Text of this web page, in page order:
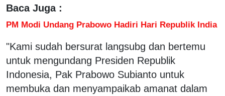
Baca Juga :
PM Modi Undang Prabowo Hadiri Hari Republik India
"Kami sudah bersurat langsubg dan bertemu
untuk mengundang Presiden Republik
Indonesia, Pak Prabowo Subianto untuk
membuka dan menyampaikab amanat dalam